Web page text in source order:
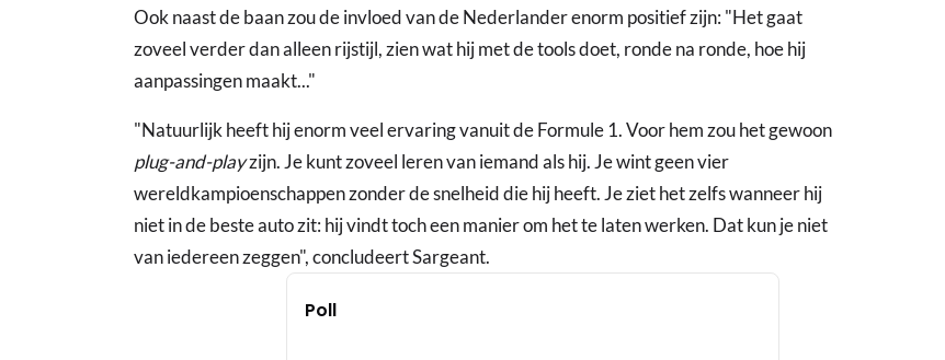
Ook naast de baan zou de invloed van de Nederlander enorm positief zijn: "Het gaat
zoveel verder dan alleen rijstijl, zien wat hij met de tools doet, ronde na ronde, hoe hij
aanpassingen maakt..."
"Natuurlijk heeft hij enorm veel ervaring vanuit de Formule 1. Voor hem zou het gewoon
plug-and-playzijn. Je kunt zoveel leren van iemand als hij. Je wint geen vier
wereldkampioenschappen zonder de snelheid die hij heeft. Je ziet het zelfs wanneer hij
niet in de beste auto zit: hij vindt toch een manier om het te laten werken. Dat kun je niet
van iedereen zeggen", concludeert Sargeant.
Poll